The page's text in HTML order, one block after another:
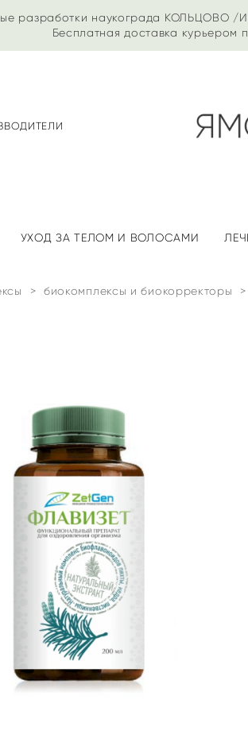
разработки наукограда КОЛЬЦОВО /
Бесплатная доставка курьером
УХОД ЗА ТЕЛОМ И ВОЛОСАМИ
> биокомплексы и биокорректоры >